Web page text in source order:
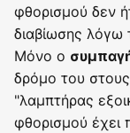
φθορισμού δεν
διαβίωσης
Μόνο ο
δρόμο του
"λαμπτήρας
φθορισμού έχει